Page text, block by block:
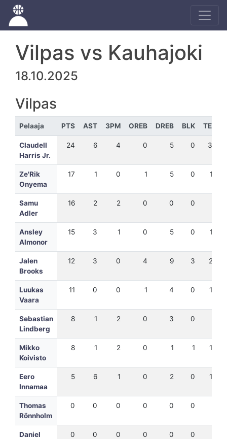
Vilpas vs Kauhajoki
18.10.2025
Vilpas
Pelaaja PTS AST 3PM OREB DREB BLK TEH
Claudell
Harris Jr.
24 6 4 0 5 0 34
Ze'Rik
Onyema
17 1 0 1 5 0 19
Samu
Adler
16 2 2 0 0 0
Ansley
Almonor
15 3 1 0 5 0 19
Jalen
Brooks
12 3 0 4 9 3 27
Luukas
Vaara
11 0 0 1 4 0 14
Sebastian
Lindberg
8 1 2 0 3 0
Mikko
Koivisto
8 1 2 0 1 1 10
Eero
Innamaa
5 6 1 0 2 0 13
Thomas
Rönnholm
0 0 0 0 0 0
Daniel
0 0 0 0 0 0